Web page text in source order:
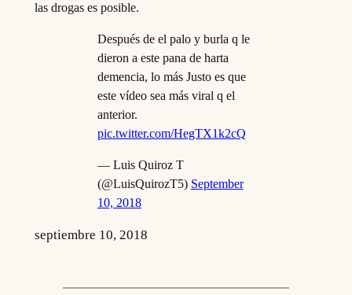
las drogas es posible.
Después de el palo y burla q le
dieron a este pana de harta
demencia, lo más Justo es que
este vídeo sea más viral q el
anterior.
pic.twitter.com/HegTX1k2cQ
— Luis Quiroz T
(@LuisQuirozT5) September
10, 2018
septiembre 10, 2018